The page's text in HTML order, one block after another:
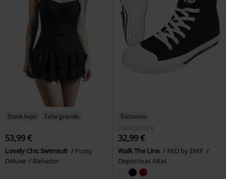
Stock bajo Talla grande
53,99 €
Lovely Chic Swimsuit
Pussy
Deluxe
Bañador
Exclusivo
PVPR 34,99 €
32,99 €
Walk The Line
RED by EMP
Deportivas Altas